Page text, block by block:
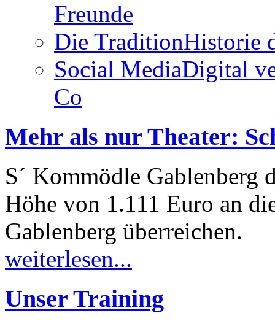
Freunde
Die TraditionHistorie
Social MediaDigital
Co
Mehr als nur Theater:
S´ Kommödle
Höhe von 1.111 Euro an
Gablenberg überreichen.
weiterlesen...
Unser Training